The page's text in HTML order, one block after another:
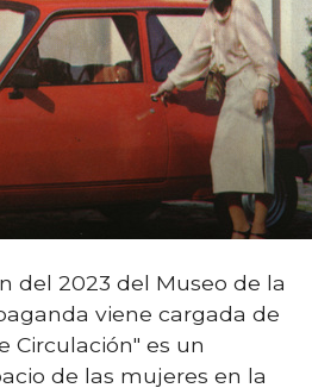
del 2023 del Museo de la
viene cargada de
Circulación" es un
de las mujeres en la